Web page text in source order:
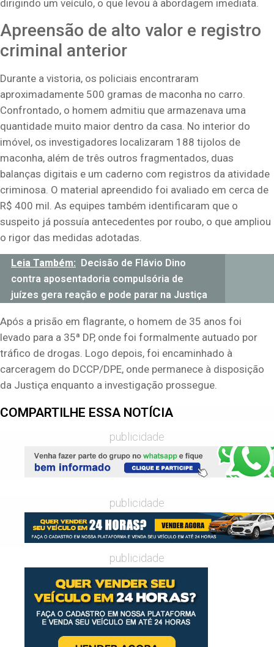
dirigindo um veículo, o que levou à abordagem imediata.
Apreensão de alto valor e registro
criminal anterior
Durante a vistoria, os policiais encontraram
aproximadamente 500 gramas de maconha no carro.
Confrontado, o homem admitiu que armazenava uma
quantidade muito maior dentro da casa. No interior do
imóvel, os investigadores localizaram 188 tijolos de
maconha, além de três outros fragmentados, duas
balanças digitais e um caderno com registros da atividade
criminosa. O material apreendido foi avaliado em cerca de
R$ 400 mil. As equipes também identificaram que o
suspeito já possuía antecedentes por roubo, o que ampliou
o rigor das medidas adotadas.
Leia Também: Decisão de Flávio Dino
contra aposentadoria compulsória de
juízes gera reação e pode parar na Justiça
Após a prisão em flagrante, o homem de 35 anos foi
levado para a 35ª DP, onde foi formalmente autuado por
tráfico de drogas. Logo depois, foi encaminhado à
carceragem do DCCP/DPE, onde permanece à disposição
da Justiça enquanto a investigação prossegue.
COMPARTILHE ESSA NOTÍCIA
publicidade
publicidade
publicidade